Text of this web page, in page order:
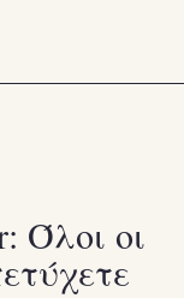
Όλοι οι